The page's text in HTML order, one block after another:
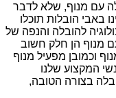
עם מנוף, שלא לדבר
באבי הובלות תוכלו
להובלה והנפה של
מנוף הן חלק חשוב
וכמובן מפעיל מנוף
המקצוע שלנו
בצורה הטובה,